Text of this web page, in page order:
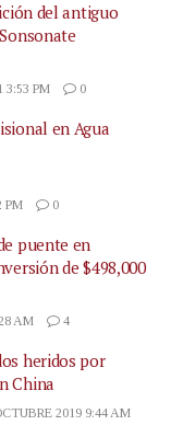
del antiguo
3:53 PM
0
en Agua
PM
0
puente en
de $498,000
AM
4
heridos por
China
2019 9:44 AM